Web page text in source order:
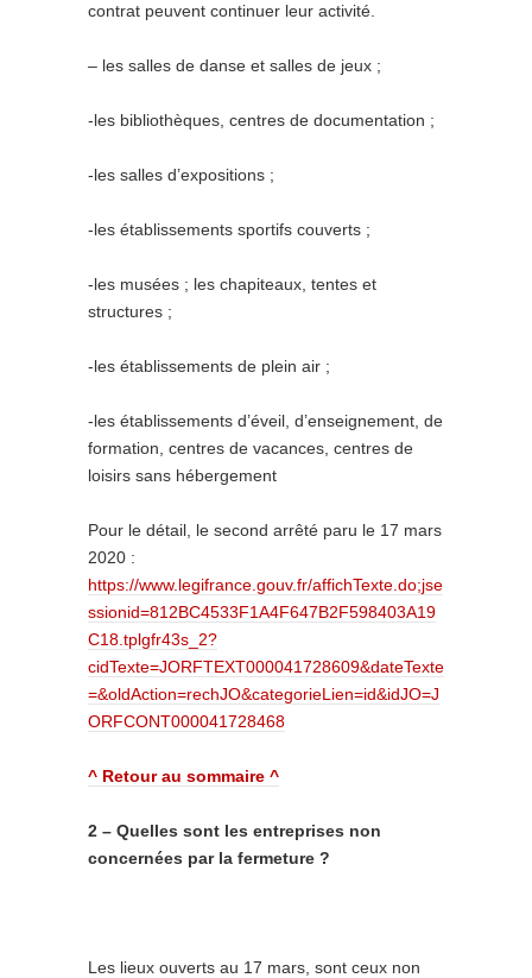
contrat peuvent continuer leur activité.
– les salles de danse et salles de jeux ;
-les bibliothèques, centres de documentation ;
-les salles d’expositions ;
-les établissements sportifs couverts ;
-les musées ; les chapiteaux, tentes et
structures ;
-les établissements de plein air ;
-les établissements d’éveil, d’enseignement, de
formation, centres de vacances, centres de
loisirs sans hébergement
Pour le détail, le second arrêté paru le 17 mars
2020 :
https://www.legifrance.gouv.fr/affichTexte.do;jse
ssionid=812BC4533F1A4F647B2F598403A19
C18.tplgfr43s_2?
cidTexte=JORFTEXT000041728609&dateTexte
=&oldAction=rechJO&categorieLien=id&idJO=J
ORFCONT000041728468
^ Retour au sommaire ^
2 – Quelles sont les entreprises non
concernées par la fermeture ?
Les lieux ouverts au 17 mars, sont ceux non